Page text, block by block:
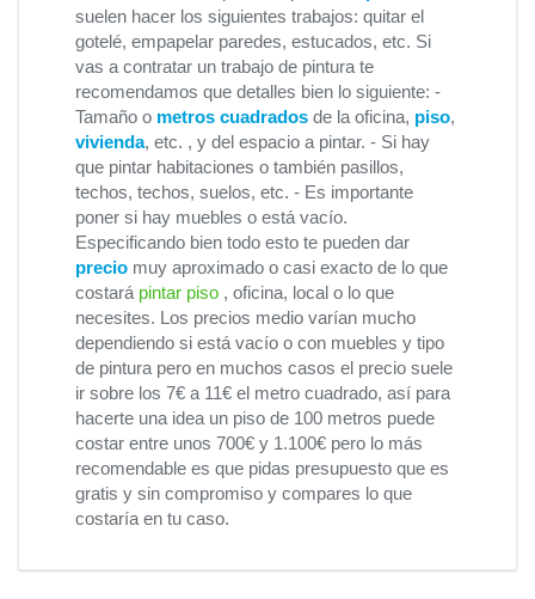
suelen hacer los siguientes trabajos: quitar el
gotelé, empapelar paredes, estucados, etc. Si
vas a contratar un trabajo de pintura te
recomendamos que detalles bien lo siguiente: -
Tamaño o metros cuadrados de la oficina, piso,
vivienda, etc. , y del espacio a pintar. - Si hay
que pintar habitaciones o también pasillos,
techos, techos, suelos, etc. - Es importante
poner si hay muebles o está vacío.
Especificando bien todo esto te pueden dar
precio muy aproximado o casi exacto de lo que
costará pintar piso , oficina, local o lo que
necesites. Los precios medio varían mucho
dependiendo si está vacío o con muebles y tipo
de pintura pero en muchos casos el precio suele
ir sobre los 7€ a 11€ el metro cuadrado, así para
hacerte una idea un piso de 100 metros puede
costar entre unos 700€ y 1.100€ pero lo más
recomendable es que pidas presupuesto que es
gratis y sin compromiso y compares lo que
costaría en tu caso.